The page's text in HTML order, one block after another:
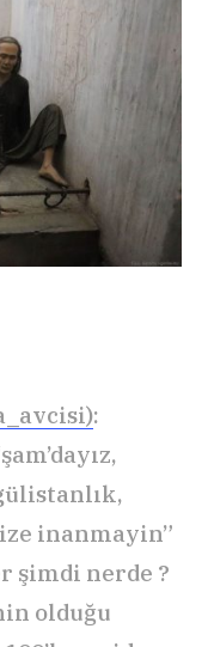
:
inanmayin”
şimdi nerde ?
olduğu